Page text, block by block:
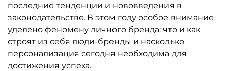
последние тенденции и нововведения в
законодательстве. В этом году особое внимание
уделено феномену личного бренда: что и как
строят из себя люди-бренды и насколько
персонализация сегодня необходима для
достижения успеха.